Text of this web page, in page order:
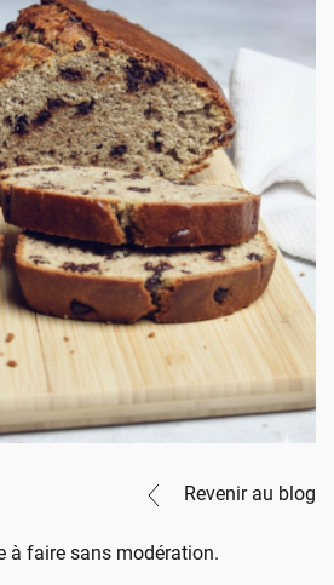
Revenir au blog
à faire sans modération.